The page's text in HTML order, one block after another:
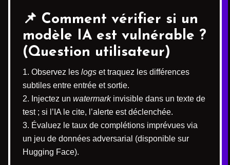
📌 Comment vérifier si un
modèle IA est vulnérable ?
(Question utilisateur)
Observez les logs et traquez les différences
subtiles entre entrée et sortie.
Injectez un watermarkinvisible dans un texte de
test ; si l’IA le cite, l’alerte est déclenchée.
Évaluez le taux de complétions imprévues via
un jeu de données adversarial (disponible sur
Hugging Face).